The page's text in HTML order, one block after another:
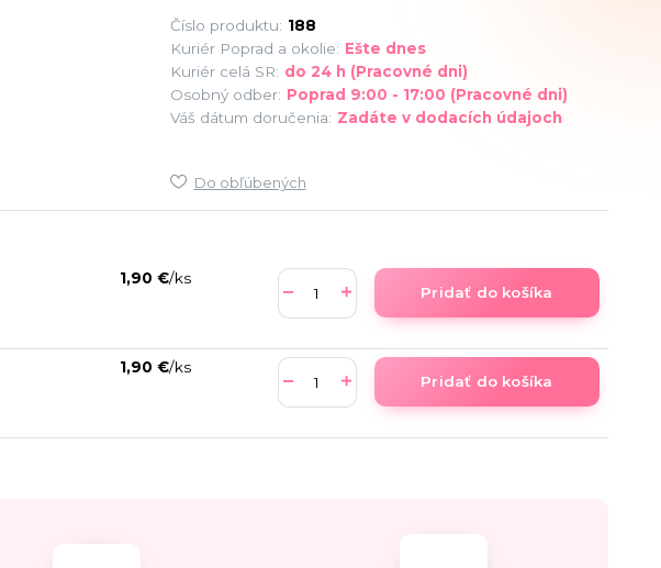
Číslo produktu: 188
Kuriér Poprad a okolie: Ešte dnes
Kuriér celá SR: do 24 h (Pracovné dni)
Osobný odber: Poprad 9:00 - 17:00 (Pracovné dni)
Váš dátum doručenia: Zadáte v dodacích údajoch
Do obľúbených
1,90 €/ks
Pridať do košíka
1,90 €/ks
Pridať do košíka